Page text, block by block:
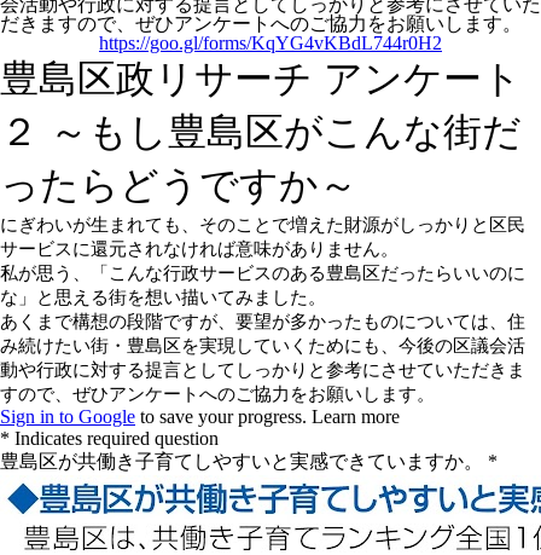
会活動や行政に対する提言としてしっかりと参考にさせていた
だきますので、ぜひアンケートへのご協力をお願いします。
https://goo.gl/forms/KqYG4vKBdL744r0H2